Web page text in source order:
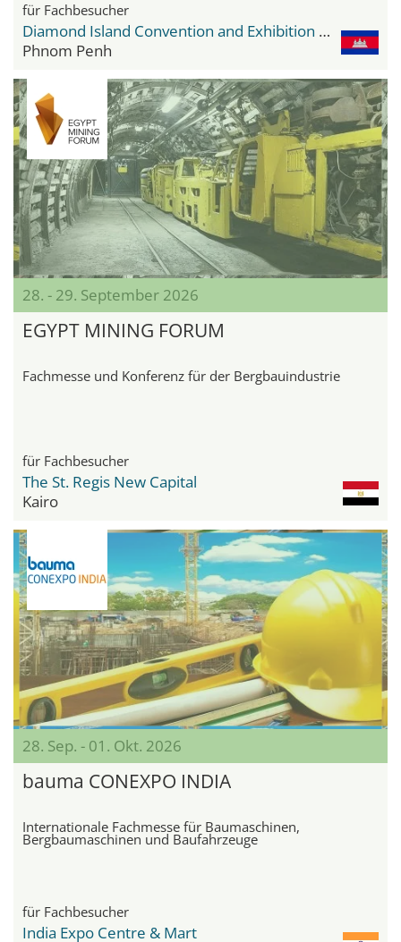
für Fachbesucher
Diamond Island Convention and Exhibition Center
Phnom Penh
28. - 29. September 2026
EGYPT MINING FORUM
Fachmesse und Konferenz für der Bergbauindustrie
für Fachbesucher
The St. Regis New Capital
Kairo
28. Sep. - 01. Okt. 2026
bauma CONEXPO INDIA
Internationale Fachmesse für Baumaschinen,
Bergbaumaschinen und Baufahrzeuge
für Fachbesucher
India Expo Centre & Mart